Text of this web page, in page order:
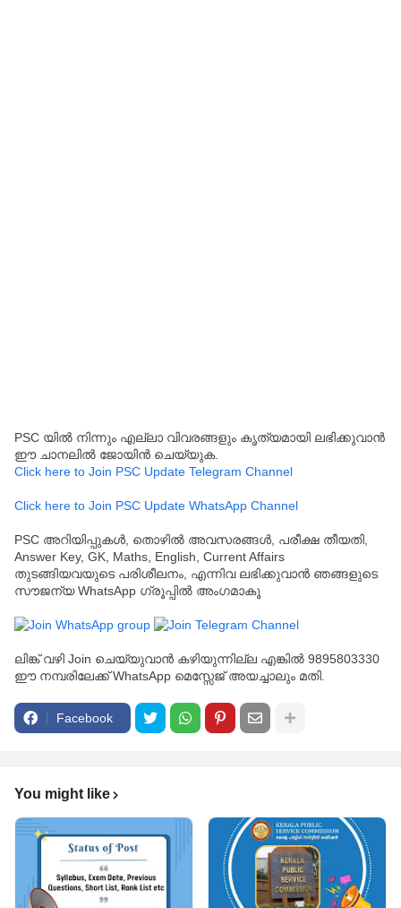
PSC യിൽ നിന്നും എല്ലാ വിവരങ്ങളും കൃത്യമായി ലഭിക്കുവാൻ
ഈ ചാനലിൽ ജോയിൻ ചെയ്യുക.
Click here to Join PSC Update Telegram Channel
Click here to Join PSC Update WhatsApp Channel
PSC അറിയിപ്പുകൾ, തൊഴിൽ അവസരങ്ങൾ, പരീക്ഷ തീയതി,
Answer Key, GK, Maths, English, Current Affairs
തുടങ്ങിയവയുടെ പരിശീലനം, എന്നിവ ലഭിക്കുവാൻ ഞങ്ങളുടെ
സൗജന്യ WhatsApp ഗ്രൂപ്പിൽ അംഗമാകൂ
ലിങ്ക് വഴി Join ചെയ്യുവാൻ കഴിയുന്നില്ല എങ്കിൽ 9895803330
ഈ നമ്പരിലേക്ക് WhatsApp മെസ്സേജ് അയച്ചാലും മതി.
Facebook
You might like